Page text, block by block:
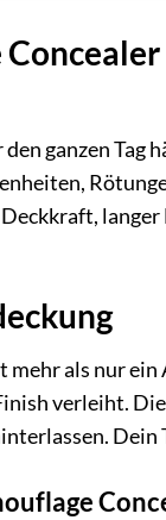
ganzen Tag
mehr als nur
verleiht.